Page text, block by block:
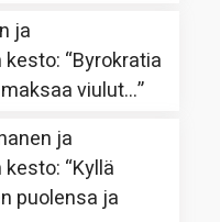
ja
kesto: “Byrokratia
viulut…”
ja
kesto: “Kyllä
puolensa ja